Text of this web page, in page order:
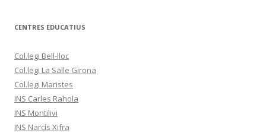
CENTRES EDUCATIUS
Col.legi Bell-lloc
Col.legi La Salle Girona
Col.legi Maristes
INS Carles Rahola
INS Montilivi
INS Narcís Xifra